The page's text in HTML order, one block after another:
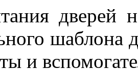
дверей
шаблона
и